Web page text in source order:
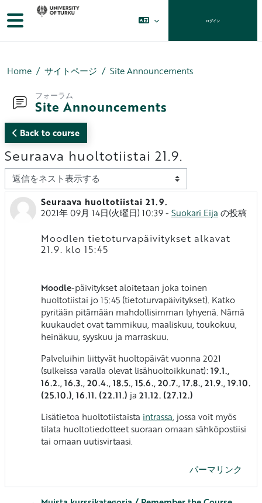
メインコンテンツへスキップする
サイドパネル ログイン
Home サイトページ Site Announcements
フォーラム
Site Announcements
Back to course
Seuraava huoltotiistai 21.9.
表示モード
Seuraava huoltotiistai 21.9.
2021年 09月 14日(火曜日) 10:39- Suokari Eija の投稿
返信数: 0
Moodlen tietoturvapäivitykset alkavat
21.9. klo 15:45
Moodle-päivitykset aloitetaan joka toinen
huoltotiistai jo 15:45 (tietoturvapäivitykset). Katko
pyritään pitämään mahdollisimman lyhyenä. Nämä
kuukaudet ovat tammikuu, maaliskuu, toukokuu,
heinäkuu, syyskuu ja marraskuu.
Palveluihin liittyvät huoltopäivät vuonna 2021
(sulkeissa varalla olevat lisähuoltoikkunat): 19.1.,
16.2., 16.3., 20.4., 18.5., 15.6.,20.7., 17.8., 21.9., 19.10.
(25.10.), 16.11. (22.11.) ja 21.12. (27.12.)
Lisätietoa huoltotiistaista intrassa, jossa voit myös
tilata huoltotiedotteet suoraan omaan sähköpostiisi
tai omaan uutisvirtaasi.
パーマリンク